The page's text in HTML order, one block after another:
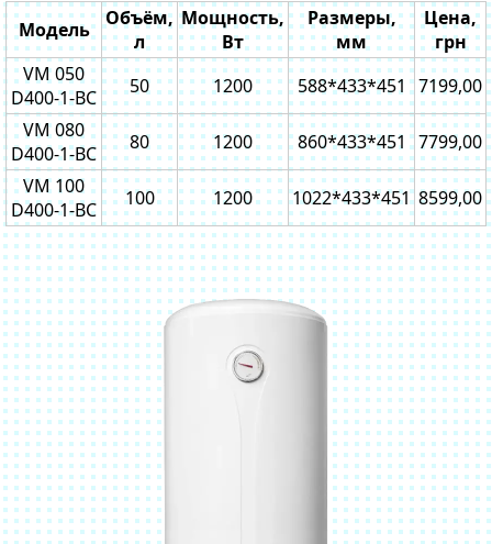
Модель
Объём,
л
Мощность,
Вт
Размеры,
мм
Цена,
грн
VM 050
D400-1-BC
50 1200 588*433*451
7199,00
VM 080
D400-1-BC
80 1200 860*433*451
7799,00
VM 100
D400-1-BC
100 1200 1022*433*451 8599,00